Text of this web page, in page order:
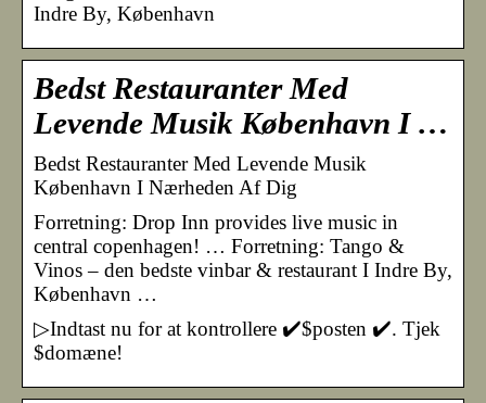
Indre By, København
Bedst Restauranter Med
Levende Musik København I …
Bedst Restauranter Med Levende Musik
København I Nærheden Af Dig
Forretning: Drop Inn provides live music in
central copenhagen! … Forretning: Tango &
Vinos – den bedste vinbar & restaurant I Indre By,
København …
▷Indtast nu for at kontrollere ✔️$posten ✔️. Tjek
$domæne!